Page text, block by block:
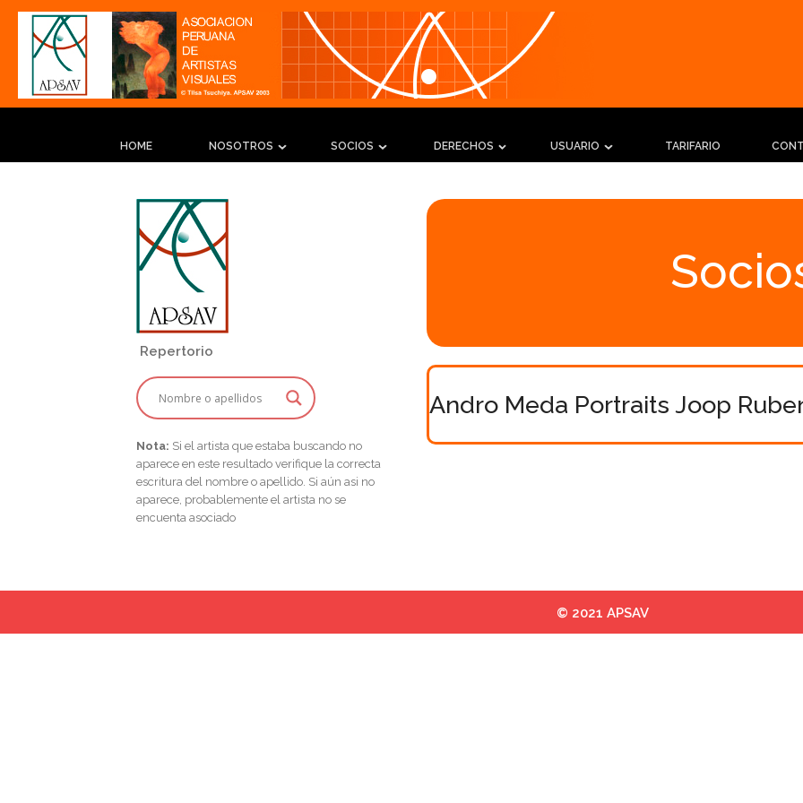
HOME NOSOTROS SOCIOS DERECHOS USUARIO TARIFARIO
Repertorio
Nota: Si el artista que estaba buscando no
aparece en este resultado verifique la correcta
escritura del nombre o apellido. Si aún asi no
aparece, probablemente el artista no se
encuenta asociado
Andro Meda Portraits Joop
© 2021 APSAV